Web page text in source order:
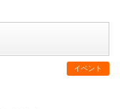
イベント